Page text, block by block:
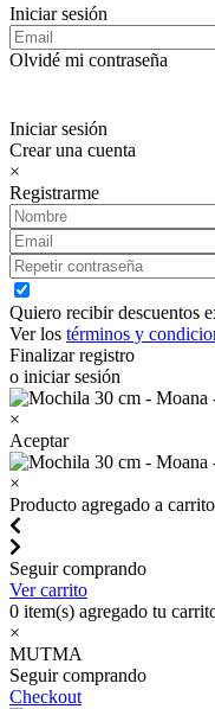
Iniciar sesión
Olvidé mi contraseña
Iniciar sesión
Crear una cuenta
×
Registrarme
Quiero recibir descuentos
Ver los términos y
Finalizar registro
o iniciar sesión
×
Aceptar
×
Producto agregado a carrito
Seguir comprando
Ver carrito
0 item(s) agregado tu
×
MUTMA
Seguir comprando
Checkout